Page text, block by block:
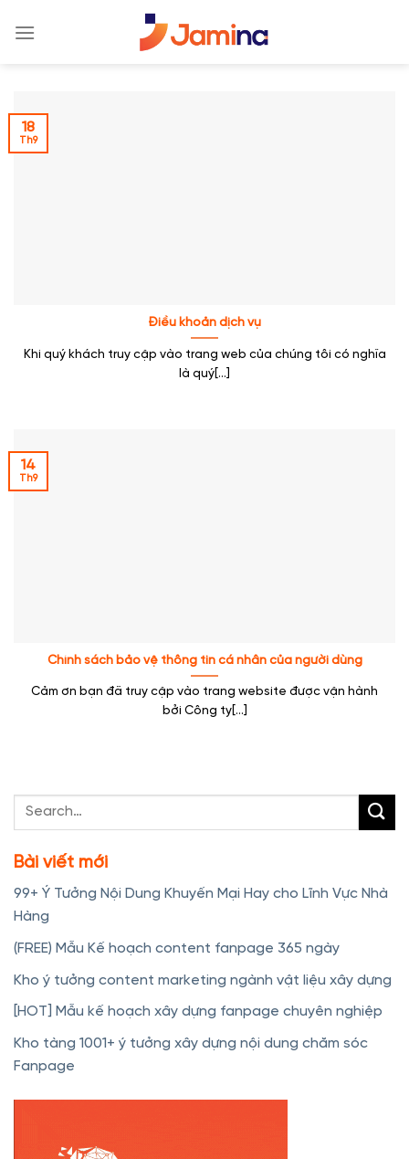
Điều khoản dịch vụ
Khi quý khách truy cập vào trang web của chúng tôi có nghĩa
là quý[...]
18
Th9
Chính sách bảo vệ thông tin cá nhân của người dùng
Cảm ơn bạn đã truy cập vào trang website được vận hành
bởi Công ty[...]
14
Th9
Bài viết mới
99+ Ý Tưởng Nội Dung Khuyến Mại Hay cho Lĩnh Vực Nhà
Hàng
(FREE) Mẫu Kế hoạch content fanpage 365 ngày
Kho ý tưởng content marketing ngành vật liệu xây dựng
[HOT] Mẫu kế hoạch xây dựng fanpage chuyên nghiệp
Kho tàng 1001+ ý tưởng xây dựng nội dung chăm sóc
Fanpage